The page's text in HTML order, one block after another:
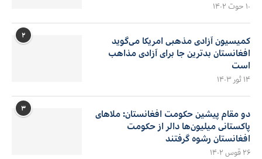
۱۰ حوت ۱۴۰۲
۲
کمیسیون آزادی مذهبی امریکا می‌گوید
افغانستان بدترین جا برای آزادی مذاهب
است
۱۴ ثور ۱۴۰۳
۳
دو مقام پیشین حکومت افغانستان: ملاهای
پاکستانی میلیون‌ها دالر از حکومت
افغانستان رشوه گرفتند
۲۶ قوس ۱۴۰۲